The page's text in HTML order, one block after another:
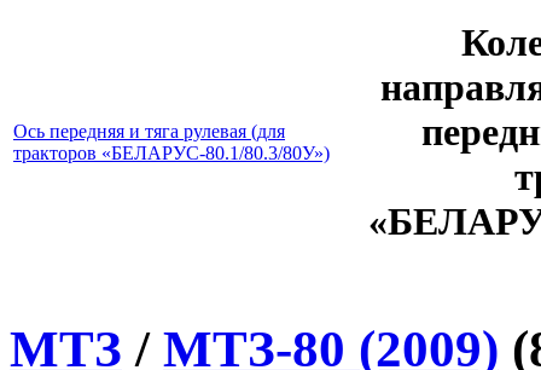
Ось передняя и тяга рулевая (для
тракторов «БЕЛАРУС-80.1/80.3/80У»)
МТЗ / МТЗ-80 (2009)